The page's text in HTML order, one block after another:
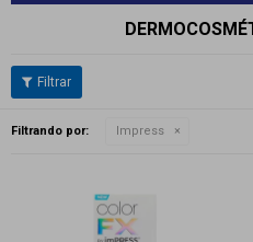
Filtrando por: Impress